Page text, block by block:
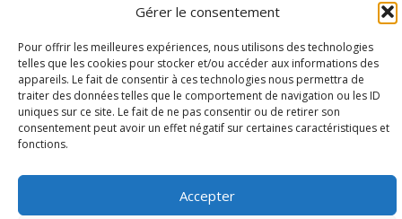
Gérer le consentement
Pour offrir les meilleures expériences, nous utilisons des technologies
telles que les cookies pour stocker et/ou accéder aux informations des
appareils. Le fait de consentir à ces technologies nous permettra de
traiter des données telles que le comportement de navigation ou les ID
uniques sur ce site. Le fait de ne pas consentir ou de retirer son
consentement peut avoir un effet négatif sur certaines caractéristiques et
fonctions.
Accepter
06 Juil 2026
Étude d’évaluabilité des Structures
d’accompagnement à l’autocréation d’emploi (SAACE)
01 Juil 2026
Pénurie du personnel infirmier :quels indicateurs
Wallonie ?